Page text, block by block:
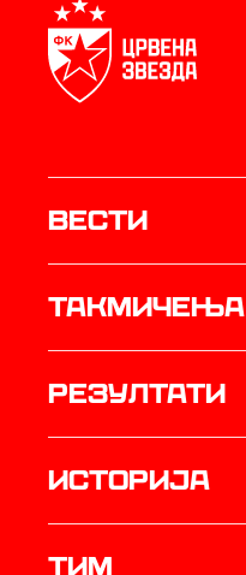
Вести
Такмичења
резултати
историја
ТИМ